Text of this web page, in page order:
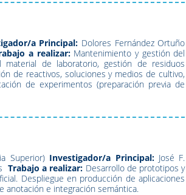
a Principal: Dolores Fernández Ortuño
a realizar: Mantenimiento y gestión del
material de laboratorio, gestión de residuos
de reactivos, soluciones y medios de cultivo,
de experimentos (preparación previa de
Superior) Investigador/a Principal: José F.
Trabajo a realizar: Desarrollo de prototipos y
Despliegue en producción de aplicaciones
anotación e integración semántica.